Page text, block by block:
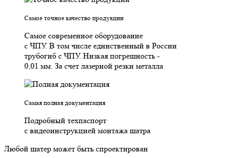
Самое точное качество продукции
Самое современное оборудование
с ЧПУ. В том числе единственный в России
трубогиб с ЧПУ. Низкая погрешность -
0,01 мм. За счет лазерной резки металла
Самая полная документация
Подробный техпаспорт
с видеоинструкцией монтажа шатра
Любой шатер может быть спроектирован